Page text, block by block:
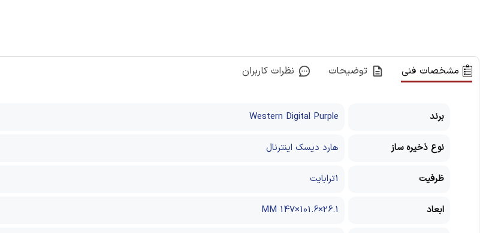
مشخصات فنی توضیحات نظرات کاربران
برند Western Digital Purple
نوع ذخیره ساز هارد دیسک اینترنال
ظرفیت 1ترابایت
ابعاد 26.1×101.6×147 MM